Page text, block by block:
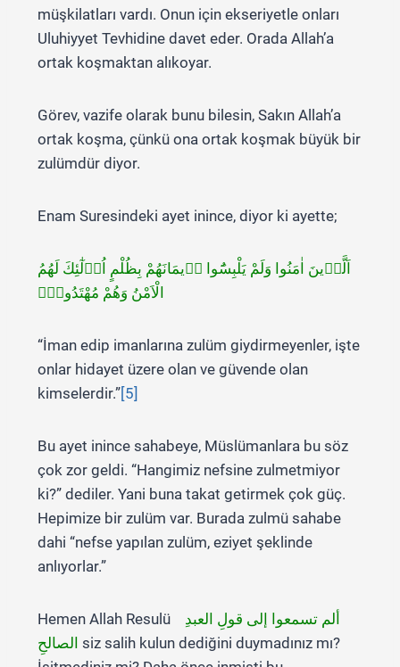
müşkilatları vardı. Onun için ekseriyetle onları
Uluhiyyet Tevhidine davet eder. Orada Allah’a
ortak koşmaktan alıkoyar.
Görev, vazife olarak bunu bilesin, Sakın Allah’a
ortak koşma, çünkü ona ortak koşmak büyük bir
zulümdür diyor.
Enam Suresindeki ayet inince, diyor ki ayette;
اَلَّذ۪ينَ اٰمَنُوا وَلَمْ يَلْبِسُٓوا ا۪يمَانَهُمْ بِظُلْمٍ اُو۬لٰٓئِكَ لَهُمُ
الْاَمْنُ وَهُمْ مُهْتَدُونَ۟
“İman edip imanlarına zulüm giydirmeyenler, işte
onlar hidayet üzere olan ve güvende olan
kimselerdir.”[5]
Bu ayet inince sahabeye, Müslümanlara bu söz
çok zor geldi. “Hangimiz nefsine zulmetmiyor
ki?” dediler. Yani buna takat getirmek çok güç.
Hepimize bir zulüm var. Burada zulmü sahabe
dahi “nefse yapılan zulüm, eziyet şeklinde
anlıyorlar.”
Hemen Allah Resulü ألم تسمعوا إلى قولِ العبدِ
الصالحِ siz salih kulun dediğini duymadınız mı?